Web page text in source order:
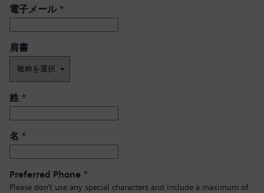
電子メール*
肩書 ​
姓 *
名 *
Preferred Phone *
Please don’t use any special characters and include a maximum of